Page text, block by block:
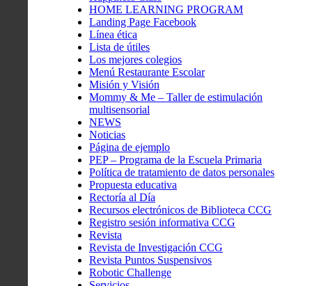
HOME LEARNING PROGRAM
Landing Page Facebook
Línea ética
Lista de útiles
Los mejores colegios
Menú Restaurante Escolar
Misión y Visión
Mommy & Me – Taller de estimulación
multisensorial
NEWS
Noticias
Página de ejemplo
PEP – Programa de la Escuela Primaria
Política de tratamiento de datos personales
Propuesta educativa
Rectoría al Día
Recursos electrónicos de Biblioteca CCG
Registro sesión informativa CCG
Revista
Revista de Investigación CCG
Revista Puntos Suspensivos
Robotic Challenge